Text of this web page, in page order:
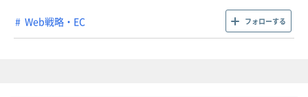
Web戦略・EC フォローする